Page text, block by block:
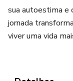
sua autoestima e
jornada
viver uma vida